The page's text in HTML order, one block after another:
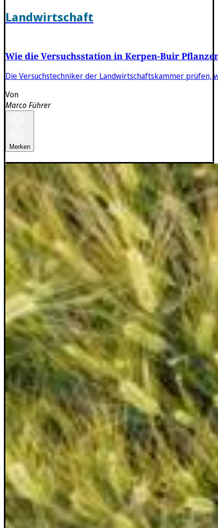
Landwirtschaft
Wie die Versuchsstation in Kerpen-Buir
Die Versuchstechniker der Landwirtschaftskammer prüfen,
Von
Marco Führer
Merken